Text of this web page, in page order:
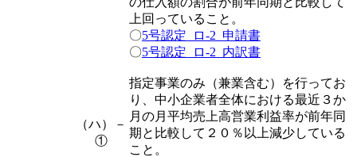
上回っていること。
〇5号認定_ロ-2_申請書
〇5号認定_ロ-2_内訳書
（ハ）－
①
指定事業のみ（兼業含む）を行ってお
り、中小企業者全体における最近３か
月の月平均売上高営業利益率が前年同
期と比較して２０％以上減少している
こと。